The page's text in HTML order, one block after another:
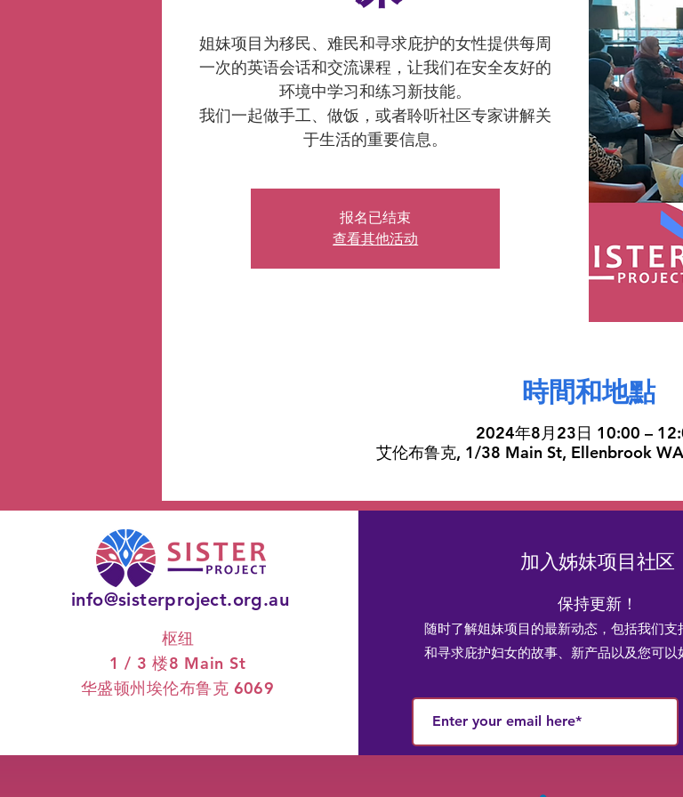
姐妹项目为移民、难民和寻求庇护的女性提供每周
一次的英语会话和交流课程，让我们在安全友好的
环境中学习和练习新技能。
我们一起做手工、做饭，或者聆听社区专家讲解关
于生活的重要信息。
报名已结束
查看其他活动
時間和地點
2024年8月23日 10:00 –
艾伦布鲁克, 1/38 Main St, Ellenbrook
info@sisterproject.org.au
枢纽
1 / 3 楼8 Main St
华盛顿州埃伦布鲁克 6069
加入姊妹项目社区
保持更新！
随时了解姐妹项目的最新动态，包括我们支
和寻求庇护妇女的故事、新产品以及您可以